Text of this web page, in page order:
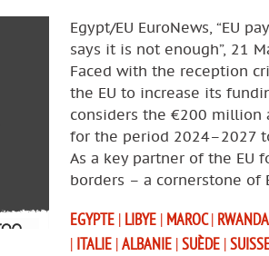
Egypt/EU EuroNews, “EU
says it is not enough”, 21
Faced with the reception
the EU to increase its
considers the €200 million
for the period 2024–2027
As a key partner of the EU
borders – a cornerstone of
EGYPTE | LIBYE | MAROC| RWANDA
| ITALIE |ALBANIE |SUÈDE |